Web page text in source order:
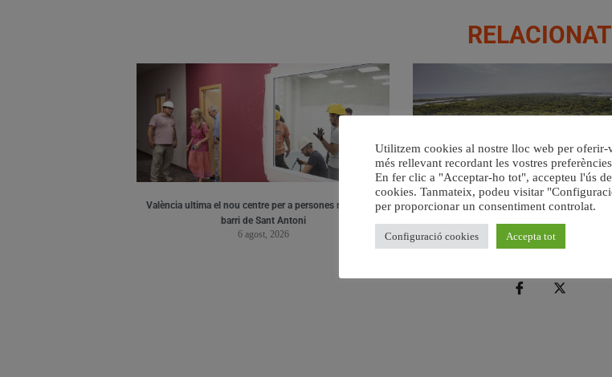
RELACIONAT
València ultima el nou centre per a persones majors del
barri de Sant Antoni
6 agost, 2026
València retira prop de 15.000 litres de
6 agost, 2026
Utilitzem cookies al nostre lloc web per oferir-
més rellevant recordant les vostres
En fer clic a "Acceptar-ho tot", accepteu l'ús
cookies. Tanmateix, podeu visitar
per proporcionar un consentiment controlat.
Configuració cookies Accepta tot